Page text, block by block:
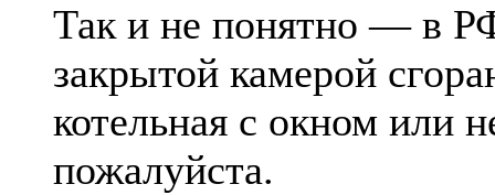
Так и не понятно — в
закрытой камерой
котельная с окном или
пожалуйста.